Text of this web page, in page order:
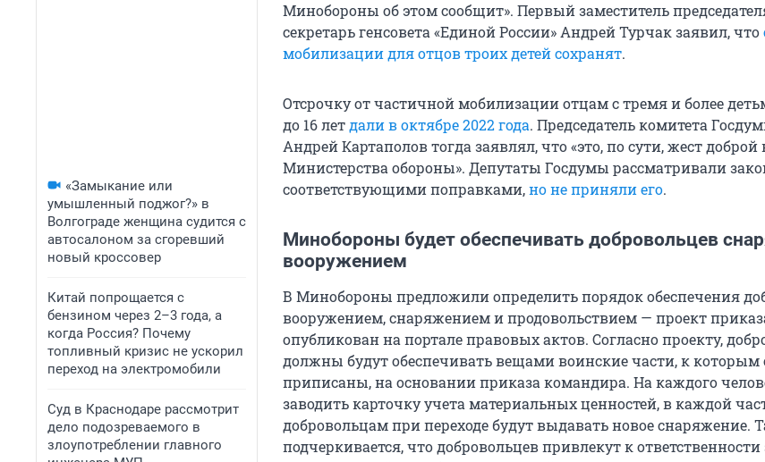
«Замыкание или
умышленный поджог?» в
Волгограде женщина судится с
автосалоном за сгоревший
новый кроссовер
Китай попрощается с
бензином через 2–3 года, а
когда Россия? Почему
топливный кризис не ускорил
переход на электромобили
Суд в Краснодаре рассмотрит
дело подозреваемого в
злоупотреблении главного
Минобороны об этом сообщит». Первый заместитель
секретарь генсовета «Единой России» Андрей Турчак заявил, что
мобилизации для отцов троих детей сохранят.
Отсрочку от частичной мобилизации отцам с тремя и более
до 16 летдали в октябре 2022 года. Председатель комитета
Андрей Картаполов тогда заявлял, что «это, по сути, жест доброй
Министерства обороны». Депутаты Госдумы рассматривали
соответствующими поправками,но не приняли его.
Минобороны будет обеспечивать добровольцев
вооружением
В Минобороны предложили определить порядок обеспечения
вооружением, снаряжением и продовольствием — проект
опубликован на портале правовых актов. Согласно проекту,
должны будут обеспечивать вещами воинские части, к которым
приписаны, на основании приказа командира. На каждого
заводить карточку учета материальных ценностей, в каждой
добровольцам при переходе будут выдавать новое снаряжение.
подчеркивается, что добровольцев привлекут к ответственности